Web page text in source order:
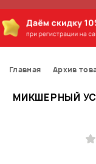
Главная Архив
МИКШЕРНЫЙ